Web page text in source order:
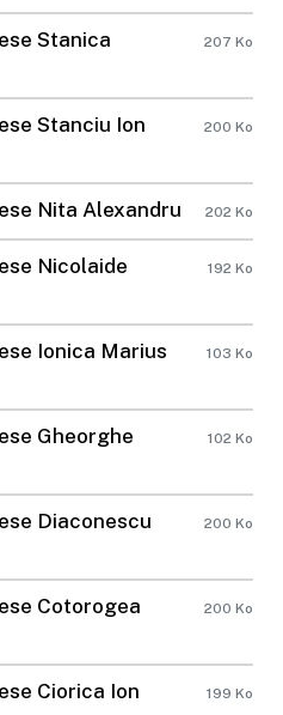
Stanica
207 Ko
Stanciu Ion
200 Ko
Nita Alexandru 202 Ko
Nicolaide
192 Ko
Ionica Marius
103 Ko
Gheorghe
102 Ko
Diaconescu
200 Ko
Cotorogea
200 Ko
Ciorica Ion 199 Ko